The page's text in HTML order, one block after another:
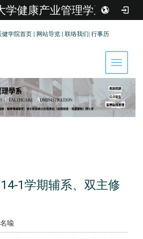
学健康产业管理学系
健学院首页 网站导览 联络我们 行事历
Toggle
1学期辅系、双主修
喩